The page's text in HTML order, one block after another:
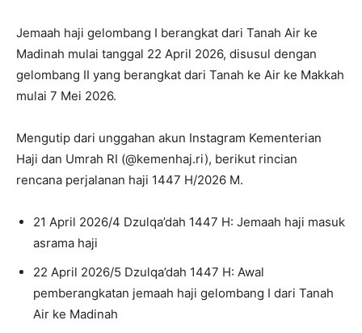
Jemaah haji gelombang I berangkat dari Tanah Air ke
Madinah mulai tanggal 22 April 2026, disusul dengan
gelombang II yang berangkat dari Tanah ke Air ke Makkah
mulai 7 Mei 2026.
Mengutip dari unggahan akun Instagram Kementerian
Haji dan Umrah RI (@kemenhaj.ri), berikut rincian
rencana perjalanan haji 1447 H/2026 M.
21 April 2026/4 Dzulqa’dah 1447 H: Jemaah haji masuk
asrama haji
22 April 2026/5 Dzulqa’dah 1447 H: Awal
pemberangkatan jemaah haji gelombang I dari Tanah
Air ke Madinah